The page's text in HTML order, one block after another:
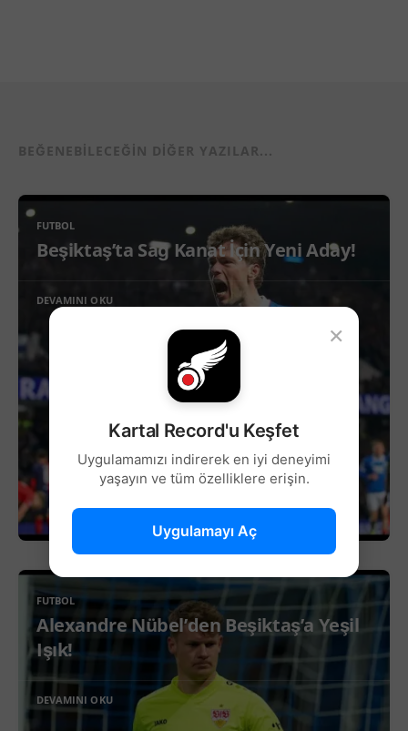
BEĞENEBILECEĞIN DIĞER YAZILAR...
FUTBOL
Beşiktaş’ta Sağ Kanat İçin Yeni Aday!
DEVAMINI OKU
FUTBOL
Alexandre Nübel’den Beşiktaş’a Yeşil
Işık!
DEVAMINI OKU
×
Kartal Record'u Keşfet
Uygulamamızı indirerek en iyi deneyimi
yaşayın ve tüm özelliklere erişin.
Uygulamayı Aç